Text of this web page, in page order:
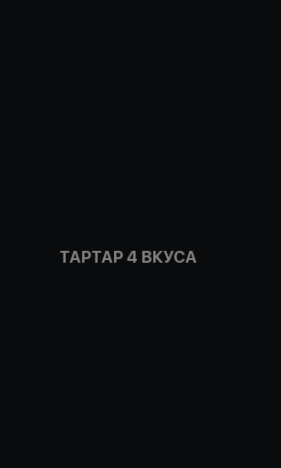
ТАРТАР 4 ВКУСА